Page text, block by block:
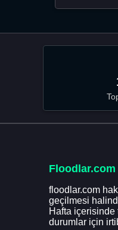
Floodlar.com
floodlar.com
geçilmesi
Hafta içerisinde
durumlar için